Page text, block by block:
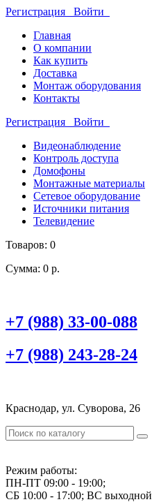
Регистрация Войти
Главная
О компании
Как купить
Доставка
Монтаж оборудования
Контакты
Регистрация Войти
Видеонаблюдение
Контроль доступа
Домофоны
Монтажные материалы
Сетевое оборудование
Источники питания
Телевидение
Товаров: 0
Сумма: 0 р.
+7 (988) 33-00-088
+7 (988) 243-28-24
Краснодар, ул. Суворова, 26
Режим работы:
ПН-ПТ 09:00 - 19:00;
СБ 10:00 - 17:00; ВС выходной